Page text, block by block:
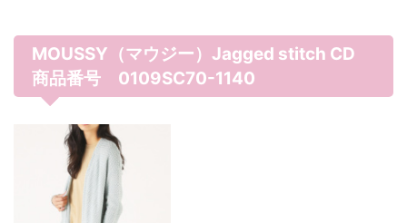
MOUSSY（マウジー）Jagged stitch CD
商品番号 0109SC70-1140